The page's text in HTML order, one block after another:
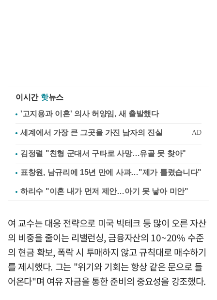
이시간 핫뉴스
'고지용과 이혼' 의사 허양임, 새 출발했다
김정렬 "친형 군대서 구타로 사망…유골 못 찾아"
표창원, 남규리에 15년 만에 사과…"제가 틀렸습니다"
하리수 "이혼 내가 먼저 제안…아기 못 낳아 미안"
여 교수는 대응 전략으로 미국 빅테크 등 많이 오른 자산
의 비중을 줄이는 리밸런싱, 금융자산의 10~20% 수준
의 현금 확보, 폭락 시 투매하지 않고 규칙대로 매수하기
를 제시했다. 그는 "위기와 기회는 항상 같은 문으로 들
어온다"며 여유 자금을 통한 준비의 중요성을 강조했다.